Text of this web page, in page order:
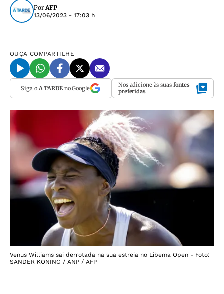
PorAFP
13/06/2023 - 17:03 h
OUÇA COMPARTILHE
Siga o A TARDEno Google Nos adicione às suas fontes
preferidas
Venus Williams sai derrotada na sua estreia no Libema Open - Foto:
SANDER KONING / ANP / AFP